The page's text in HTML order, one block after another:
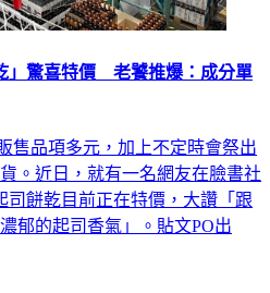
」驚喜特價 老饕推爆：成分單
售品項多元，加上不定時會祭出
。近日，就有一名網友在臉書社
司餅乾目前正在特價，大讚「跟
郁的起司香氣」。貼文PO出